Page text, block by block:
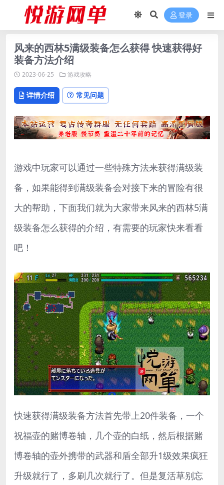
登录
风来的西林5满级装备怎么获得 快速获得好
装备方法介绍
2023-06-25 游戏攻略
详情介绍 常见问题
游戏中玩家可以通过一些特殊方法来获得满级装
备，如果能得到满级装备会对接下来的冒险有很
大的帮助，下面我们就为大家带来风来的西林5满
级装备怎么获得的介绍，有需要的玩家快来看看
吧！
快速获得满级装备方法首先带上20件装备，一个
祝福壶的赌博卷轴，几个壶的白纸，然后根据赌
博卷轴的壶外携带的武器和盾全部升1级效果疯狂
升级就行了，多刷几次就行了。但是复活草别忘